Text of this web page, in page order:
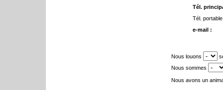
Tél.
Tél.
e-mail :
Nous louons
Nous sommes
Nous avons un